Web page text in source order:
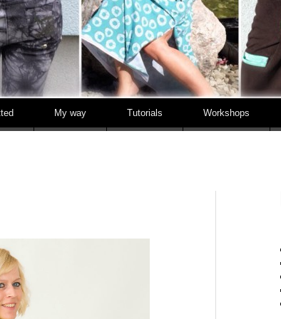
My way Tutorials Workshops